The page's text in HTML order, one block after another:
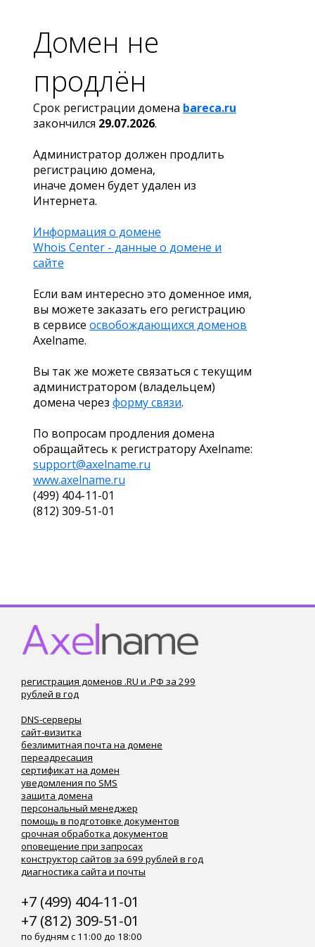
Домен не
продлён
Срок регистрации домена bareca.ru
закончился 29.07.2026.
Администратор должен продлить
регистрацию домена,
иначе домен будет удален из
Интернета.
Информация о домене
Whois Center - данные о домене и
сайте
Если вам интересно это доменное имя,
вы можете заказать его регистрацию
в сервисе освобождающихся доменов
Axelname.
Вы так же можете связаться с текущим
администратором (владельцем)
домена через форму связи.
По вопросам продления домена
обращайтесь к регистратору Axelname:
support@axelname.ru
www.axelname.ru
(499) 404-11-01
(812) 309-51-01
регистрация доменов .RU и .РФ за 299
рублей в год
DNS-серверы
сайт-визитка
безлимитная почта на домене
переадресация
сертификат на домен
уведомления по SMS
защита домена
персональный менеджер
помощь в подготовке документов
срочная обработка документов
оповещение при запросах
конструктор сайтов за 699 рублей в год
диагностика сайта и почты
+7 (499) 404-11-01
+7 (812) 309-51-01
по будням с 11:00 до 18:00